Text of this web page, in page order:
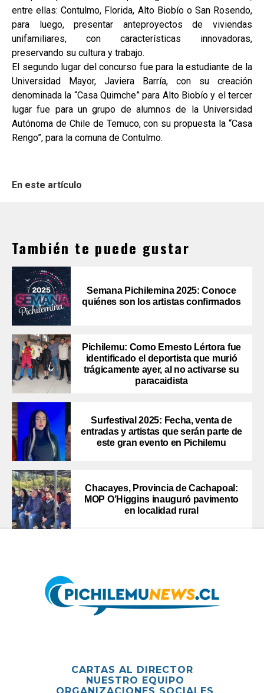
entre ellas: Contulmo, Florida, Alto Biobío o San Rosendo,
para luego, presentar anteproyectos de viviendas
unifamiliares, con características innovadoras,
preservando su cultura y trabajo.
El segundo lugar del concurso fue para la estudiante de la
Universidad Mayor, Javiera Barría, con su creación
denominada la “Casa Quimche” para Alto Biobío y el tercer
lugar fue para un grupo de alumnos de la Universidad
Autónoma de Chile de Temuco, con su propuesta la “Casa
Rengo”, para la comuna de Contulmo.
En este artículo
También te puede gustar
Semana Pichilemina 2025: Conoce
quiénes son los artistas confirmados
Pichilemu: Como Ernesto Lértora fue
identificado el deportista que murió
trágicamente ayer, al no activarse su
paracaidista
Surfestival 2025: Fecha, venta de
entradas y artistas que serán parte de
este gran evento en Pichilemu
Chacayes, Provincia de Cachapoal:
MOP O’Higgins inauguró pavimento
en localidad rural
CARTAS AL DIRECTOR
NUESTRO EQUIPO
ORGANIZACIONES SOCIALES